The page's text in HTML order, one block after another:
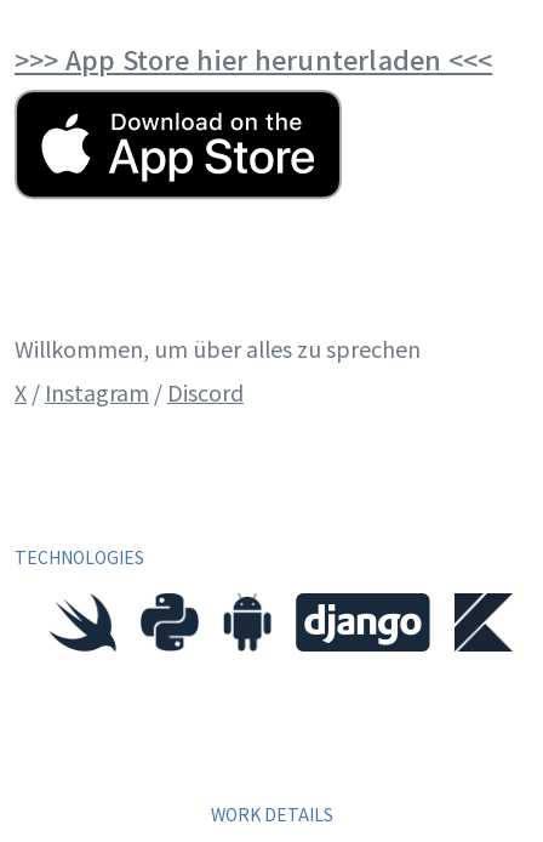
>>> App Store hier herunterladen <<<
Willkommen, um über alles zu sprechen
X/ Instagram / Discord
TECHNOLOGIES
WORK DETAILS